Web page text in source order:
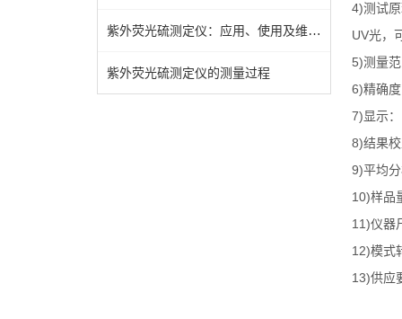
紫外荧光硫测定仪：应用、使用及维护指南
紫外荧光硫测定仪的测量过程
4)测试
UV光，
5)测量
6)精确
7) 显示
8)结果
9)平均
10)样品
11)仪器
12)模式
13)供应